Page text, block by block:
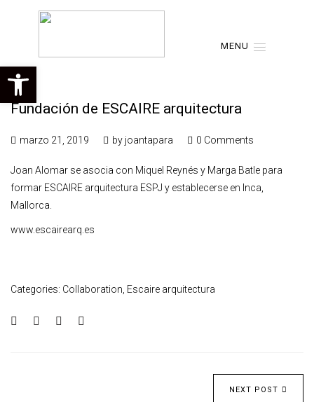
MENU
Fundación de ESCAIRE arquitectura
marzo 21, 2019 by joantapara 0 Comments
Joan Alomar se asocia con Miquel Reynés y Marga Batle para
formar ESCAIRE arquitectura ESPJ y establecerse en Inca,
Mallorca.
www.escairearq.es
Categories: Collaboration Escaire arquitectura
NEXT POST
Abrir barra de herramientas